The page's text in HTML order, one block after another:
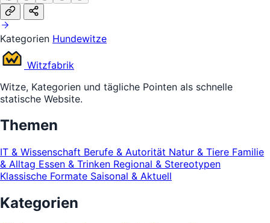
Kategorien Hundewitze
Witzfabrik
Witze, Kategorien und tägliche Pointen als schnelle
statische Website.
Themen
IT & Wissenschaft Berufe & Autorität Natur & Tiere Familie
& Alltag Essen & Trinken Regional & Stereotypen
Klassische Formate Saisonal & Aktuell
Kategorien